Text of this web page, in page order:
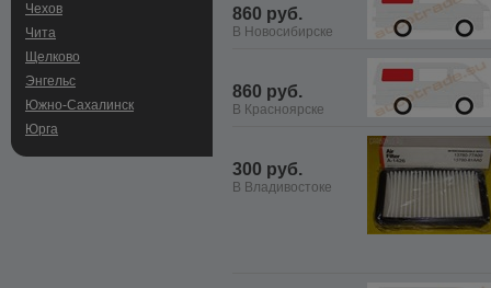
Чехов
Чита
Щелково
Энгельс
Южно-Сахалинск
Юрга
860 руб.
В Новосибирске
860 руб.
В Красноярске
300 руб.
В Владивостоке